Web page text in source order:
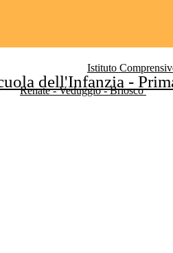
Istituto
dell'Infanzia -
Renate - Veduggio - Briosco